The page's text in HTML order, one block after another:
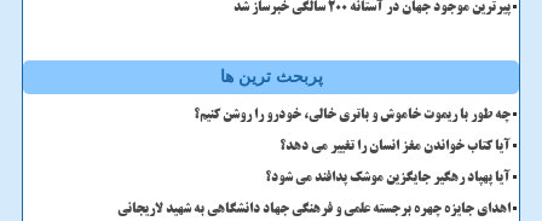
پیرترین موجود جهان در آستانه ۲۰۰ سالگی خبرساز شد
پربحث ترین ها
چه طور با ریموت خاموش و باتری خالی، خودرو را روشن کنیم؟
آیا کتاب خواندن مغز انسان را تغییر می دهد؟
آیا پهپاد رهگیر جایگزین موشک پدافند می شود؟
اهدای جایزه چهره برجسته علمی و فرهنگی جهاد دانشگاهی به شهید لاریجانی